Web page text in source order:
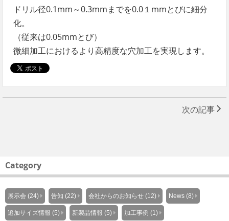
ドリル径0.1mm～0.3mmまでを0.0１mmとびに細分
化。
（従来は0.05mmとび）
微細加工におけるより高精度な穴加工を実現します。
次の記事
Category
展示会 (24) 告知 (22) 会社からのお知らせ (12) News (8)
追加サイズ情報 (5) 新製品情報 (5) 加工事例 (1)